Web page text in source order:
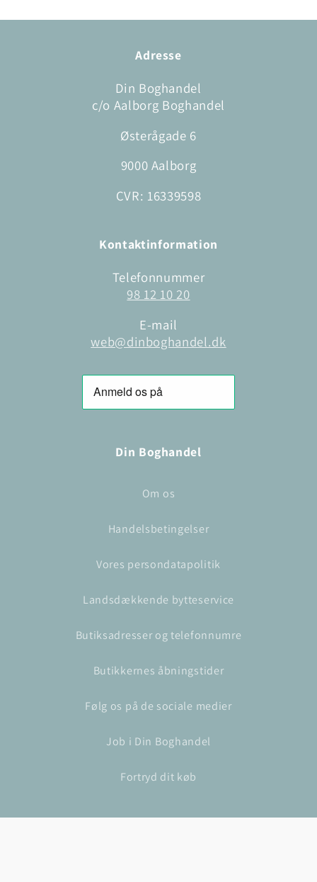
Adresse
Din Boghandel
c/o Aalborg Boghandel
Østerågade 6
9000 Aalborg
CVR: 16339598
Kontaktinformation
Telefonnummer
98 12 10 20
E-mail
web@dinboghandel.dk
Din Boghandel
Om os
Handelsbetingelser
Vores persondatapolitik
Landsdækkende bytteservice
Butiksadresser og telefonnumre
Butikkernes åbningstider
Følg os på de sociale medier
Job i Din Boghandel
Fortryd dit køb